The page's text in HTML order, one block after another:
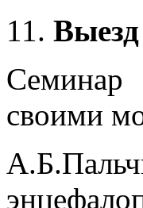
11. Выезд
Семинар
своими